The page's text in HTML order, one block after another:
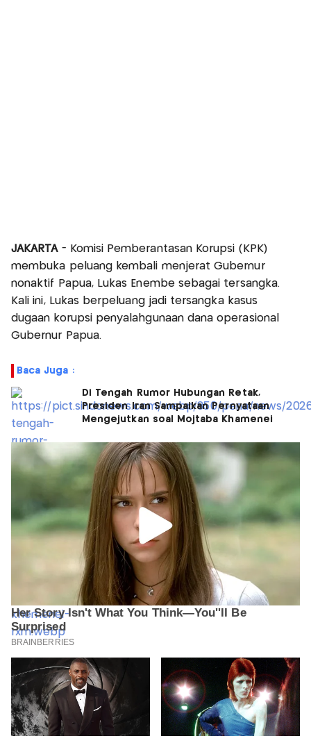
JAKARTA - Komisi Pemberantasan Korupsi (KPK)
membuka peluang kembali menjerat Gubernur
nonaktif Papua, Lukas Enembe sebagai tersangka.
Kali ini, Lukas berpeluang jadi tersangka kasus
dugaan korupsi penyalahgunaan dana operasional
Gubernur Papua.
Baca Juga :
Di Tengah Rumor Hubungan Retak,
Presiden Iran Sampaikan Pernyataan
Mengejutkan soal Mojtaba Khamenei